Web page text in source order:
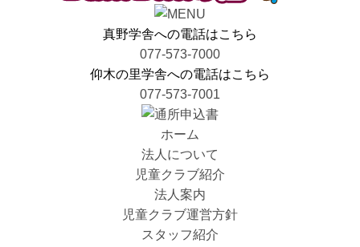
真野学舎への電話はこちら
077-573-7000
仰木の里学舎への電話はこちら
077-573-7001
ホーム
法人について
児童クラブ紹介
法人案内
児童クラブ運営方針
スタッフ紹介